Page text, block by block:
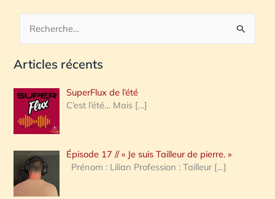
c
e
r
c
h
e
Articles récents
SuperFlux de l’été
C’est l’été… Mais […]
Épisode 17 // « Je suis Tailleur de pierre. »
Prénom : Lilian Profession : Tailleur […]